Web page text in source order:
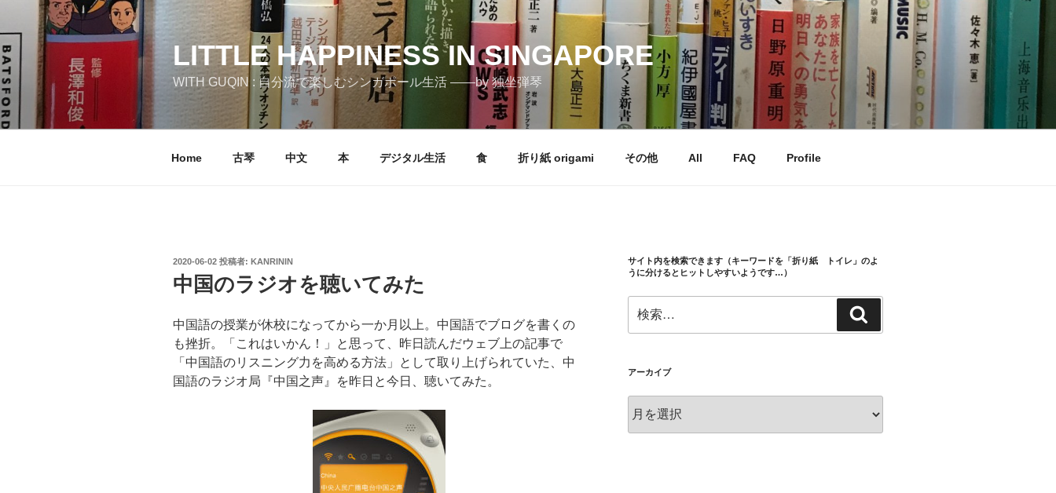
テ
ン
ツ
へ
ス
LITTLE HAPPINESS IN SINGAPORE
WITH GUQIN : 自分流で楽しむシンガポール生活 ――by 独坐弾琴
Home 古琴 中文 本 デジタル生活 食 折り紙 origami その他 All FAQ Profile
投
日:
2020-06-02 投稿者: KANRININ
中国のラジオを聴いてみた
中国語の授業が休校になってから一か月以上。中国語でブログを書くの
も挫折。「これはいかん！」と思って、昨日読んだウェブ上の記事で
「中国語のリスニング力を高める方法」として取り上げられていた、中
国語のラジオ局『中国之声』を昨日と今日、聴いてみた。
サイト内を検索できます（キーワードを「折り紙 トイレ」のよ
うに分けるとヒットしやすいようです…）
索:
索
アーカイブ
ー